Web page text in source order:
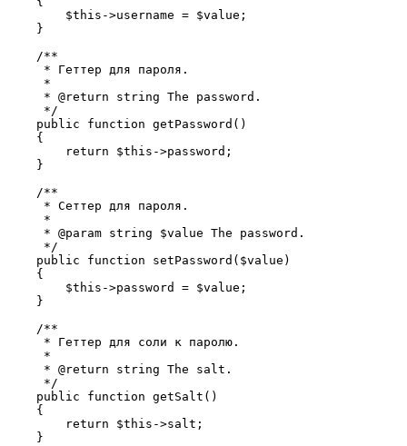
        $this->username = $value;
    }
    /**
     * Геттер для пароля.
     *
     * @return string The password.
     */
    public function getPassword()
    {
        return $this->password;
    }
    /**
     * Сеттер для пароля.
     *
     * @param string $value The password.
     */
    public function setPassword($value)
    {
        $this->password = $value;
    }
    /**
     * Геттер для соли к паролю.
     *
     * @return string The salt.
     */
    public function getSalt()
    {
        return $this->salt;
    }